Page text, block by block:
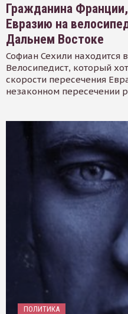
Гражданина
Евразию на
Дальнем Востоке
Софиан Сехили находится
Велосипедист, который
скорости пересечения
незаконном пересечении
ПОЛИТИКА